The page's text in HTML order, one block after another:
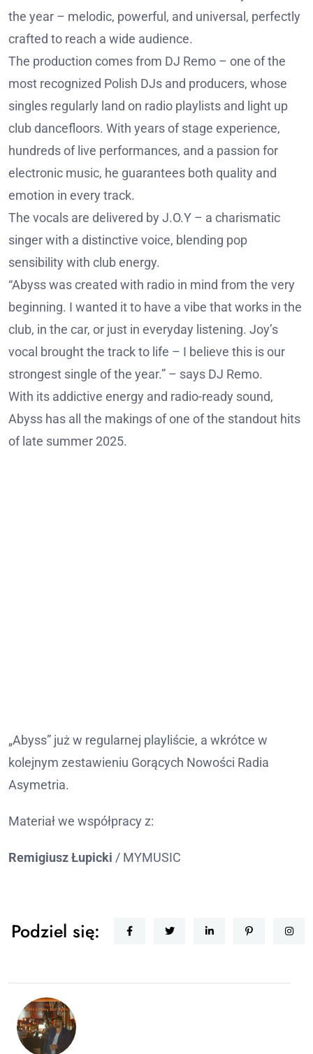
the year – melodic, powerful, and universal, perfectly
crafted to reach a wide audience.
The production comes from DJ Remo – one of the
most recognized Polish DJs and producers, whose
singles regularly land on radio playlists and light up
club dancefloors. With years of stage experience,
hundreds of live performances, and a passion for
electronic music, he guarantees both quality and
emotion in every track.
The vocals are delivered by J.O.Y – a charismatic
singer with a distinctive voice, blending pop
sensibility with club energy.
“Abyss was created with radio in mind from the very
beginning. I wanted it to have a vibe that works in the
club, in the car, or just in everyday listening. Joy’s
vocal brought the track to life – I believe this is our
strongest single of the year.” – says DJ Remo.
With its addictive energy and radio-ready sound,
Abyss has all the makings of one of the standout hits
of late summer 2025.
„Abyss” już w regularnej playliście, a wkrótce w
kolejnym zestawieniu Gorących Nowości Radia
Asymetria.
Materiał we współpracy z:
Remigiusz Łupicki / MYMUSIC
Podziel się: